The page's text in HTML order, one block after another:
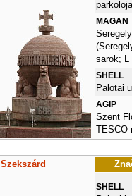
MAGAN
sarok; L
SHELL
Palotai
AGIP
Szent
TESCO
Szekszárd
SHELL